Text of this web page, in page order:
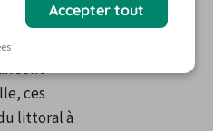
zones
sont
ces
littoral à
Accepter tout